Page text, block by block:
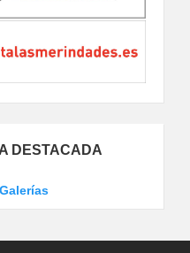
DESTACADA